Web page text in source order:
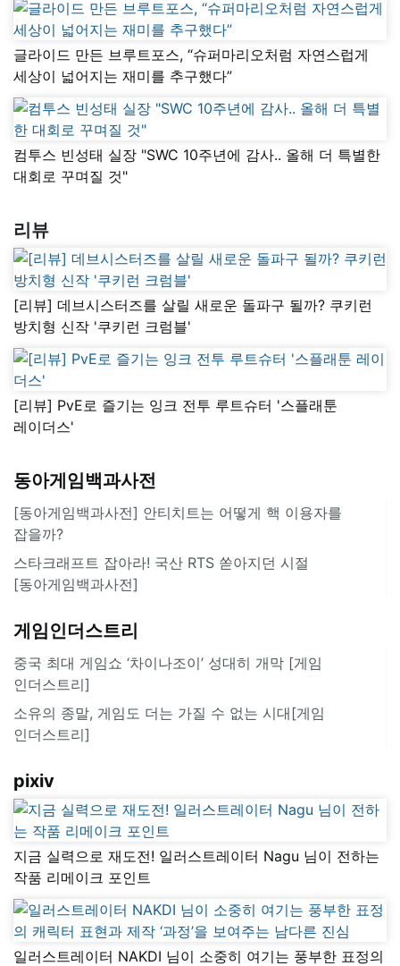
글라이드 만든 브루트포스, “슈퍼마리오처럼 자연스럽게
세상이 넓어지는 재미를 추구했다”
컴투스 빈성태 실장 "SWC 10주년에 감사.. 올해 더 특별한
대회로 꾸며질 것"
리뷰
[리뷰] 데브시스터즈를 살릴 새로운 돌파구 될까? 쿠키런
방치형 신작 '쿠키런 크럼블'
[리뷰] PvE로 즐기는 잉크 전투 루트슈터 '스플래툰
레이더스'
동아게임백과사전
[동아게임백과사전] 안티치트는 어떻게 핵 이용자를
잡을까?
스타크래프트 잡아라! 국산 RTS 쏟아지던 시절
[동아게임백과사전]
게임인더스트리
중국 최대 게임쇼 ‘차이나조이’ 성대히 개막 [게임
인더스트리]
소유의 종말, 게임도 더는 가질 수 없는 시대[게임
인더스트리]
pixiv
지금 실력으로 재도전! 일러스트레이터 Nagu 님이 전하는
작품 리메이크 포인트
일러스트레이터 NAKDI 님이 소중히 여기는 풍부한 표정의